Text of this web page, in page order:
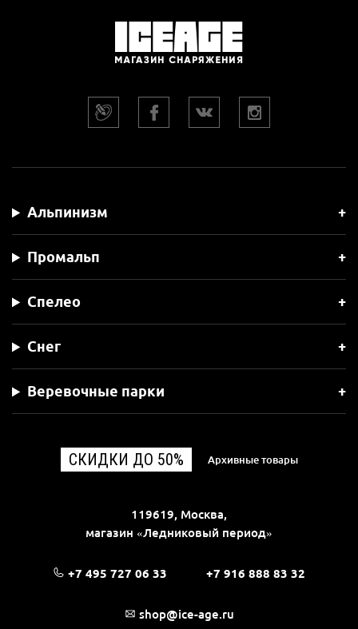
Альпинизм
Промальп
Спелео
Снег
Веревочные парки
СКИДКИ ДО 50% Архивные товары
119619, Москва,
магазин «Ледниковый период»
+7 495 727 06 33 +7 916 888 83 32
shop@ice-age.ru